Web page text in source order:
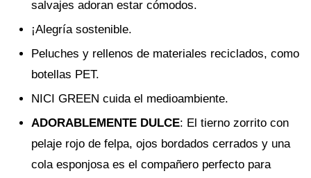
salvajes adoran estar cómodos.
¡Alegría sostenible.
Peluches y rellenos de materiales reciclados, como
botellas PET.
NICI GREEN cuida el medioambiente.
ADORABLEMENTE DULCE: El tierno zorrito con
pelaje rojo de felpa, ojos bordados cerrados y una
cola esponjosa es el compañero perfecto para